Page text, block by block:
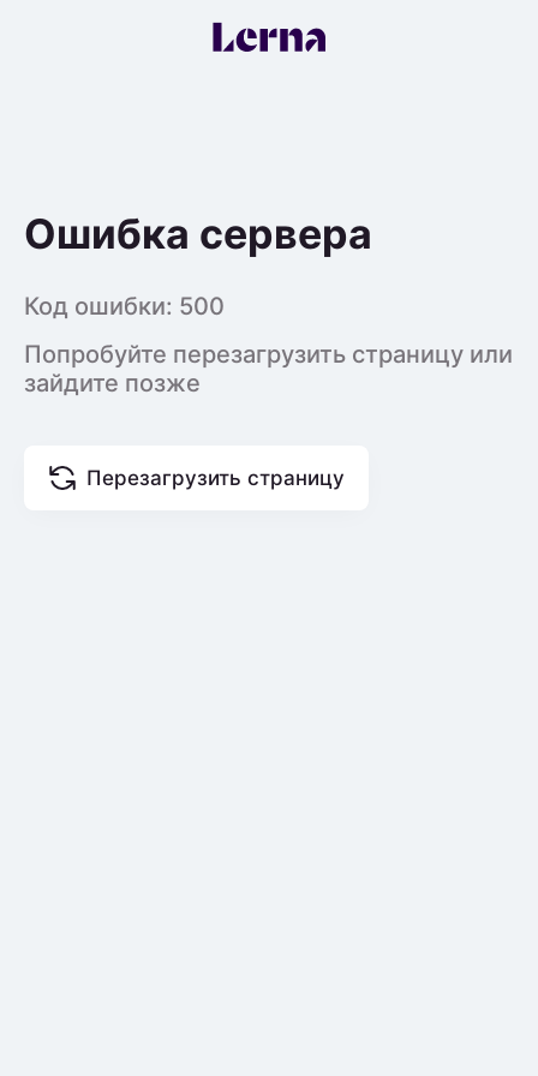
Ошибка сервера
Код ошибки: 500
Попробуйте перезагрузить страницу или
зайдите позже
Перезагрузить страницу